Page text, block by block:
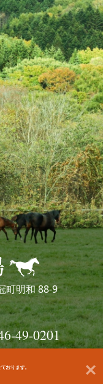
町明和 88-9
49-0201
おります。